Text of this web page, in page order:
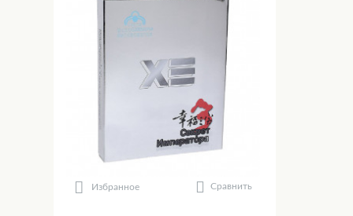
Избранное Сравнить